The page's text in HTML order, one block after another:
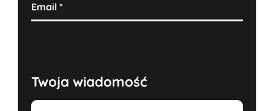
Email*
Twoja wiadomość